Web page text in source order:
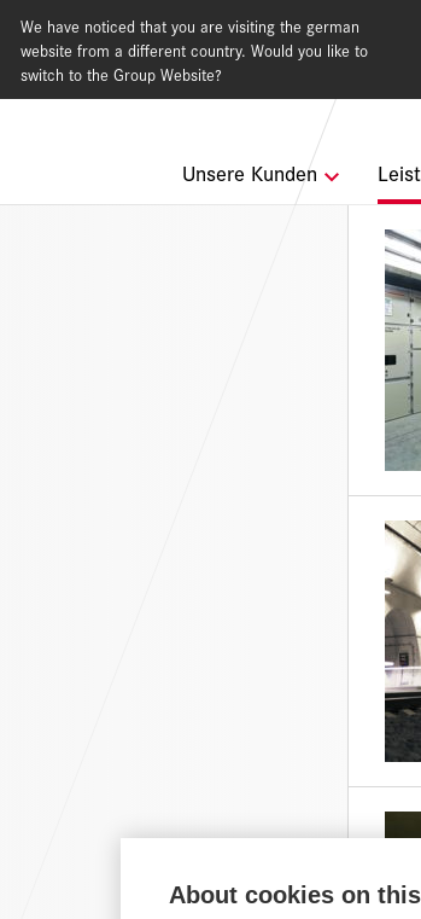
We have noticed that you are visiting the german
website from a different country. Would you like to
switch to the Group Website?
Unsere Kunden
Suchempfehlungen
About cookies on